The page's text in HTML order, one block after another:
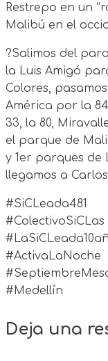
Restrepo en un
Malibú en el
?️Salimos del
la Luis Amigó
Colores,
América por la
33, la 80,
el parque de
y 1er parques de
llegamos a
#SiCLeada481
#ColectivoSiCLas
#ActivaLaNoche
#Medellín
Deja una